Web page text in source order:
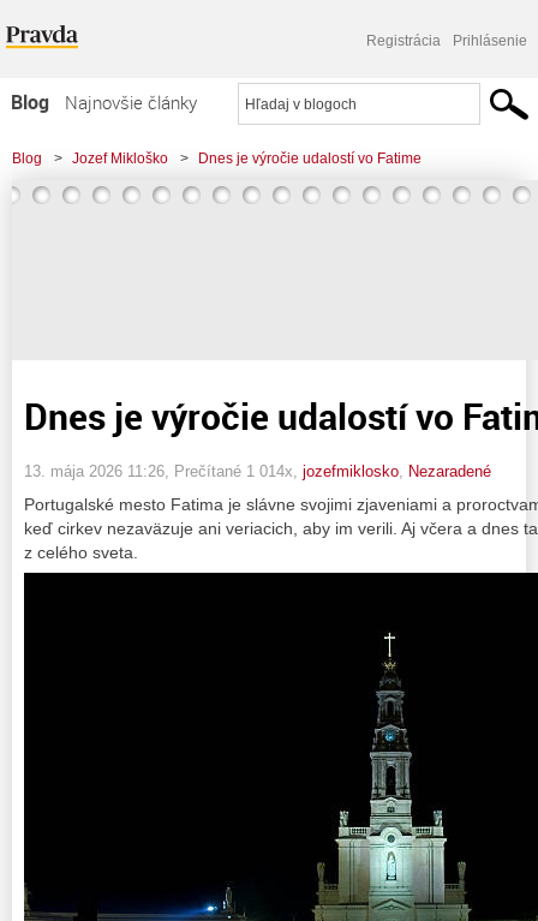
Registrácia Prihlásenie
Blog
Najnovšie články
Najčítanejšie články
Najkomentovanejšie články
Blog > Jozef Mikloško > Dnes je výročie udalostí vo Fatime
Dnes je výročie udalostí vo
13. mája 2026 11:26 , Prečítané 1 014x, jozefmiklosko Nezaradené
Portugalské mesto Fatima je slávne svojimi zjaveniami a
keď cirkev nezaväzuje ani veriacich, aby im verili. Aj včera a dnes
z celého sveta.